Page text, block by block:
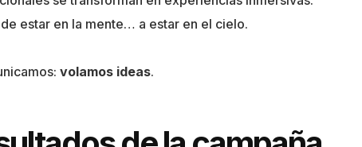
estar en la mente… a estar en el cielo.
volamos ideas.